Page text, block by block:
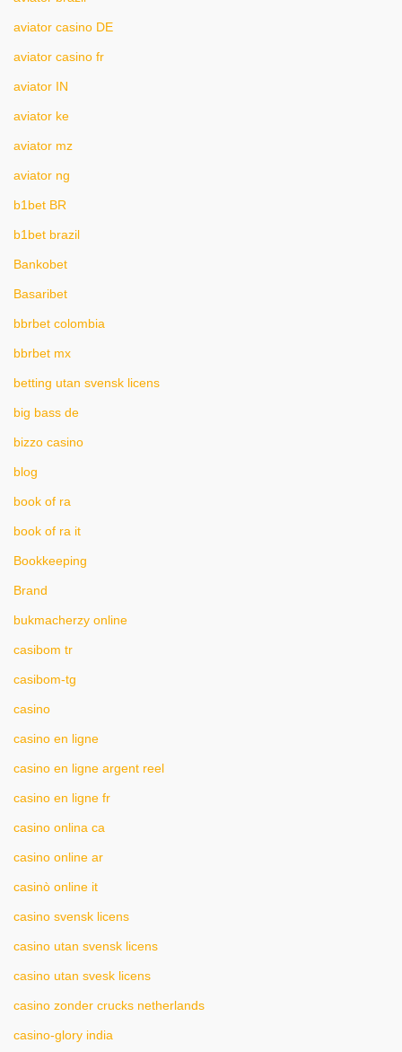
aviator casino DE
aviator casino fr
aviator IN
aviator ke
aviator mz
aviator ng
b1bet BR
b1bet brazil
Bankobet
Basaribet
bbrbet colombia
bbrbet mx
betting utan svensk licens
big bass de
bizzo casino
blog
book of ra
book of ra it
Bookkeeping
Brand
bukmacherzy online
casibom tr
casibom-tg
casino
casino en ligne
casino en ligne argent reel
casino en ligne fr
casino onlina ca
casino online ar
casinò online it
casino svensk licens
casino utan svensk licens
casino utan svesk licens
casino zonder crucks netherlands
casino-glory india